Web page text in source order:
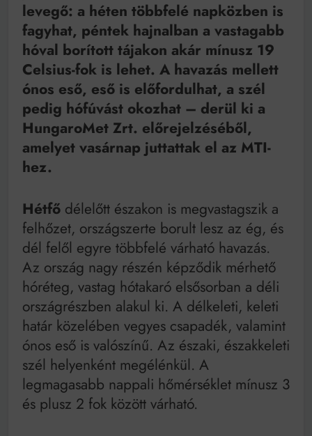
as években
Bitumenes lapostetők: a bevált technológia akkor
működik, ha jól van felújítva
levegő: a héten többfelé napközben is
fagyhat, péntek hajnalban a vastagabb
hóval borított tájakon akár mínusz 19
Celsius-fok is lehet. A havazás mellett
ónos eső, eső is előfordulhat, a szél
pedig hófúvást okozhat – derül ki a
HungaroMet Zrt. előrejelzéséből,
amelyet vasárnap juttattak el az MTI-
hez.
Hétfő délelőtt északon is megvastagszik a
felhőzet, országszerte borult lesz az ég, és
dél felől egyre többfelé várható havazás.
Az ország nagy részén képződik mérhető
hóréteg, vastag hótakaró elsősorban a déli
országrészben alakul ki. A délkeleti, keleti
határ közelében vegyes csapadék, valamint
ónos eső is valószínű. Az északi, északkeleti
szél helyenként megélénkül. A
legmagasabb nappali hőmérséklet mínusz 3
és plusz 2 fok között várható.